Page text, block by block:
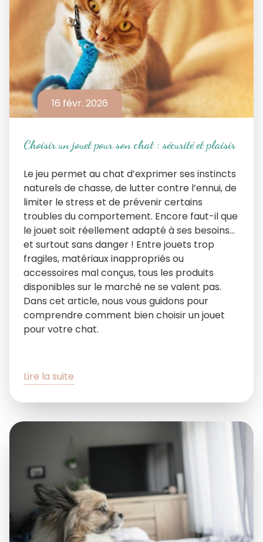
16 févr. 2026
Choisir un jouet pour son chat : sécurité et plaisir
Le jeu permet au chat d’exprimer ses instincts
naturels de chasse, de lutter contre l’ennui, de
limiter le stress et de prévenir certains
troubles du comportement. Encore faut-il que
le jouet soit réellement adapté à ses besoins…
et surtout sans danger ! Entre jouets trop
fragiles, matériaux inappropriés ou
accessoires mal conçus, tous les produits
disponibles sur le marché ne se valent pas.
Dans cet article, nous vous guidons pour
comprendre comment bien choisir un jouet
pour votre chat.
Lire la suite